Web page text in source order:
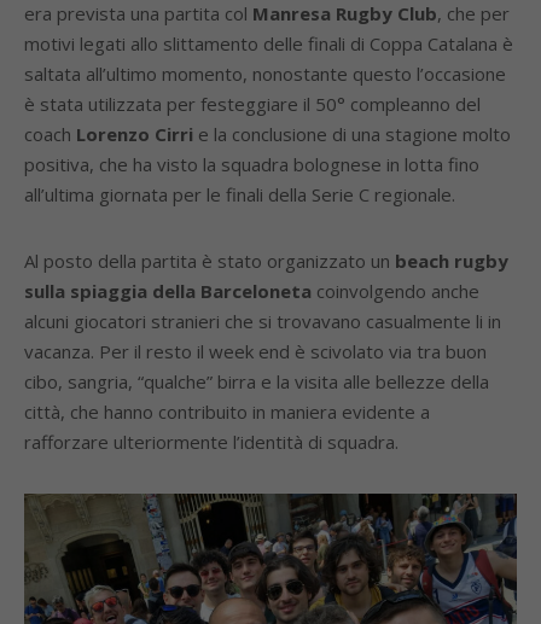
era prevista una partita col Manresa Rugby Club, che per
motivi legati allo slittamento delle finali di Coppa Catalana è
saltata all’ultimo momento, nonostante questo l’occasione
è stata utilizzata per festeggiare il 50° compleanno del
coach Lorenzo Cirri e la conclusione di una stagione molto
positiva, che ha visto la squadra bolognese in lotta fino
all’ultima giornata per le finali della Serie C regionale.
Al posto della partita è stato organizzato un beach rugby
sulla spiaggia della Barceloneta coinvolgendo anche
alcuni giocatori stranieri che si trovavano casualmente li in
vacanza. Per il resto il week end è scivolato via tra buon
cibo, sangria, “qualche” birra e la visita alle bellezze della
città, che hanno contribuito in maniera evidente a
rafforzare ulteriormente l’identità di squadra.